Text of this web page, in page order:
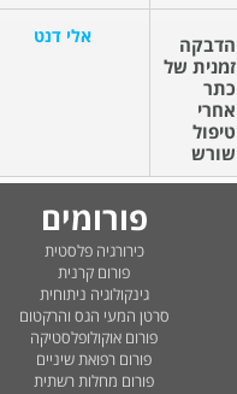
הדבקה
זמנית של
כתר
אחרי
טיפול
שורש
אלי דנט
פורומים
כירורגיה פלסטית
פורום קרנית
גינקולוגיה ניתוחית
סרטן המעי הגס והרקטום
פורום אוקולופלסטיקה
פורום רפואת שיניים
פורום מחלות רשתית